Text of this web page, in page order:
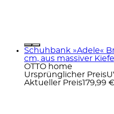
Schuhbank »Adele«
cm, aus massiver
OTTO home
Ursprünglicher Preis
Aktueller Preis179,99 €